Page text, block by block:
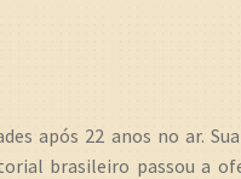
após 22 anos no ar.
brasileiro passou a